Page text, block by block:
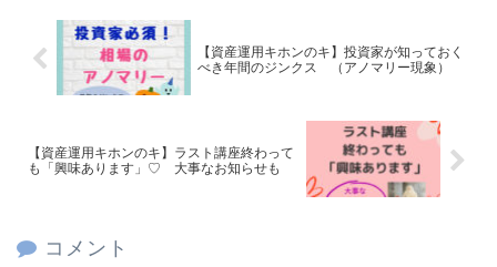
【資産運用キホンのキ】投資家が知っておく
べき年間のジンクス （アノマリー現象）
【資産運用キホンのキ】ラスト講座終わって
も「興味あります」♡ 大事なお知らせも
コメント